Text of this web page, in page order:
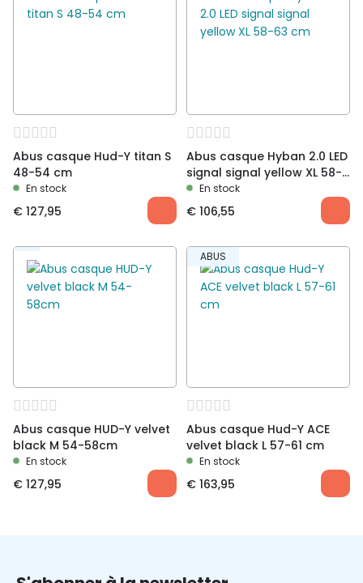
Vous devez être connecté pour publier un avis.
Abus casque Hud-Y titan S
48-54 cm
En stock
€ 127,95
Abus casque Hyban 2.0 LED
signal signal yellow XL 58-
63 cm
En stock
€ 106,55
Abus casque HUD-Y velvet
black M 54-58cm
En stock
€ 127,95
ABUS
Abus casque Hud-Y ACE
velvet black L 57-61 cm
En stock
€ 163,95